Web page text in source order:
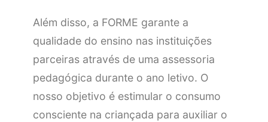
Além disso, a FORME garante a
qualidade do ensino nas instituições
parceiras através de uma assessoria
pedagógica durante o ano letivo. O
nosso objetivo é estimular o consumo
consciente na criançada para auxiliar o